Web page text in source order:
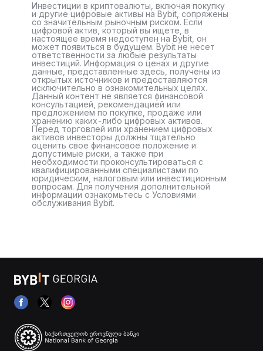
Инвестиции в криптовалюты, включая покупку
и другие цифровые активы на Bybit, сопряжены
со значительным рыночным риском. Если
цифровой актив, который вы ищете, в
настоящее время недоступен на Bybit, он
может появиться в будущем. Bybit не несет
ответственности за любые результаты
инвестиций. Информация о ценах и другие
данные, представленные здесь, получены из
открытых источников и предоставляются
исключительно в ознакомительных целях.
Данный контент не является финансовой
консультацией, рекомендацией или
предложением по покупке, продаже или
хранению каких-либо цифровых активов.
Перед торговлей или хранением цифровых
активов инвесторы должны тщательно
оценить свое финансовое положение и
допустимые риски, а также при
необходимости проконсультироваться с
квалифицированными специалистами по
юридическим, налоговым или инвестиционным
вопросам. Для получения дополнительной
информации ознакомьтесь с Условиями
обслуживания Bybit.